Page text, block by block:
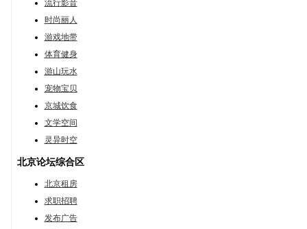
流行影音
时尚丽人
游戏地带
体育健身
游山玩水
宠物宝贝
京城饮食
文学空间
灵异时空
北京论坛综合区
北京租房
求职招聘
发布广告